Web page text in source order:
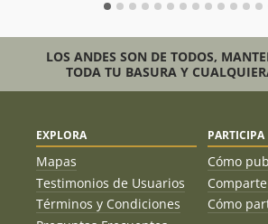
LOS ANDES SON DE TODOS,
TODA TU BASURA Y
EXPLORA
Mapas
Testimonios de Usuarios
Términos y Condiciones
PARTICIPA
Cómo
Cómo